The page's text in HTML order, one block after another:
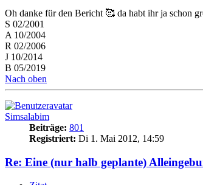
Oh danke für den Bericht 🥰 da habt ihr ja schon
S 02/2001
A 10/2004
R 02/2006
J 10/2014
B 05/2019
Nach oben
Simsalabim
Beiträge: 801
Registriert: Di 1. Mai 2012, 14:59
Re: Eine (nur halb geplante)